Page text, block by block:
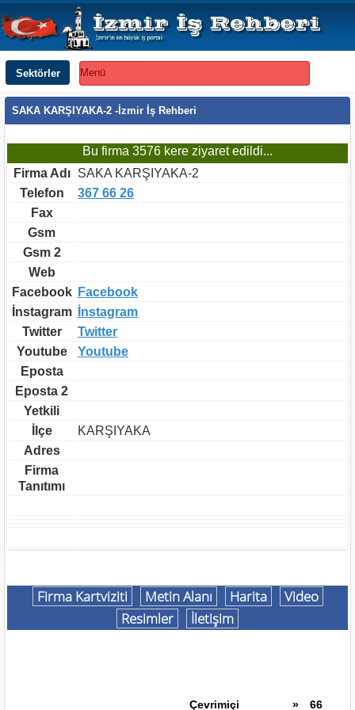
Sektörler Menü
SAKA KARŞIYAKA-2 -İzmir İş Rehberi
Bu firma 3576 kere ziyaret edildi...
Firma Adı SAKA KARŞIYAKA-2
Telefon
367 66 26
Fax
Gsm
Gsm 2
Web
Facebook Facebook
İnstagram
İnstagram
Twitter
Twitter
Youtube
Youtube
Eposta
Eposta 2
Yetkili
İlçe
KARŞIYAKA
Adres
Firma
Tanıtımı
Firma Kartviziti Metin Alanı Harita
Video
Resimler
İletişim
Çevrimiçi » 66